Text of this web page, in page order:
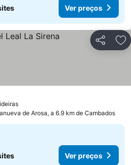
Ver preços
Partilhar
de Arosa, a 6.9 km de Cambados
Ver preços